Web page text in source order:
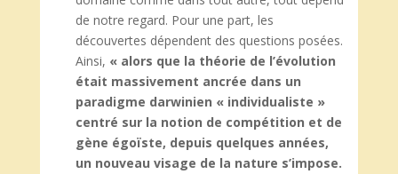
de notre regard. Pour une part, les
découvertes dépendent des questions posées.
Ainsi, « alors que la théorie de l’évolution
était massivement ancrée dans un
paradigme darwinien « individualiste »
centré sur la notion de compétition et de
gène égoïste, depuis quelques années,
un nouveau visage de la nature s’impose.